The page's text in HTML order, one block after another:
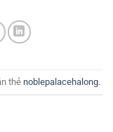
thẻ noblepalacehalong.